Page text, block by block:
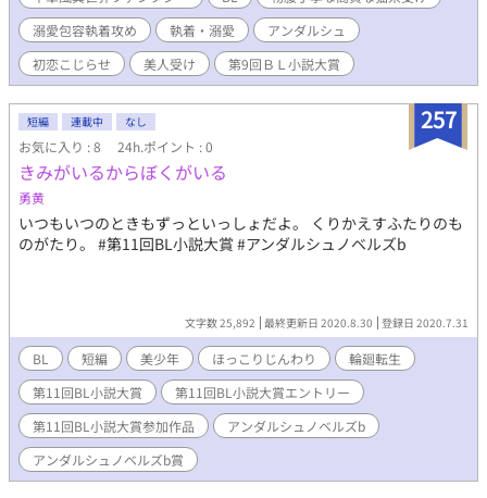
溺愛包容執着攻め
執着・溺愛
アンダルシュ
初恋こじらせ
美人受け 第9回ＢＬ小説大賞
257
短編 連載中 なし
お気に入り : 8 24h.ポイント : 0
きみがいるからぼくがいる
勇黄
いつもいつのときもずっといっしょだよ。 くりかえすふたりのも
のがたり。 #第11回BL小説大賞 #アンダルシュノベルズb
文字数 25,892 最終更新日 2020.8.30 登録日 2020.7.31
BL 短編 美少年 ほっこりじんわり
輪廻転生
第11回BL小説大賞
第11回BL小説大賞エントリー
第11回BL小説大賞参加作品
アンダルシュノベルズb
アンダルシュノベルズb賞